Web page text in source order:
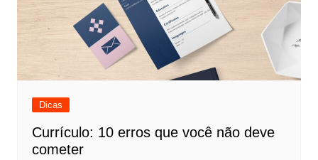
Dicas
Currículo: 10 erros que você não deve
cometer